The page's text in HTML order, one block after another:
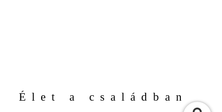
Élet a családban